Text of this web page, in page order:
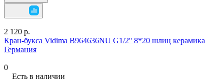
2 120 р.
Кран-букса Vidima B964636NU G1/2'' 8*20 шлиц керамика
Германия
0
Есть в наличии